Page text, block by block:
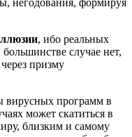
, ибо реальных
случае нет,
призму
вирусных программ в
может скатиться в
близким и самому